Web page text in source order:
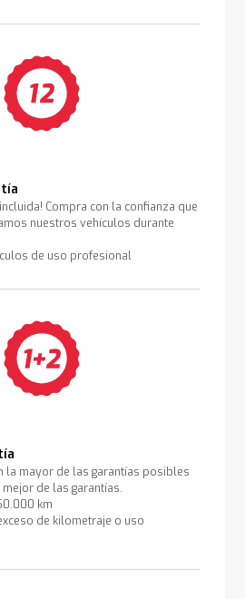
Compra con la confianza que
nuestros vehículos durante
de uso profesional
la mayor de las garantías posibles
mejor de las garantías.
km
de kilometraje o uso